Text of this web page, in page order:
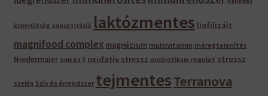
kimerültség koncentráció laktózmentes liofilizált
magnifood complex magnézium multivitamin méregtelenítés
Niedermaier omega 3 oxidatív stressz probiotikum regulat stressz
szelén Szív és érrendszer tejmentesTerranova